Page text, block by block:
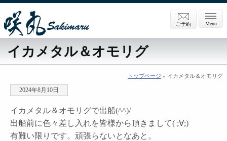
Menu
ご予約
イカメタル＆オモリグ
トップページ » イカメタル＆オモリグ
2024年8月10日
イカメタル＆オモリグで出船(^^)/
出船前に色々差し入れを皆様から頂きまして( ;∀;)
有難い限りです。頑張らないとなあと。